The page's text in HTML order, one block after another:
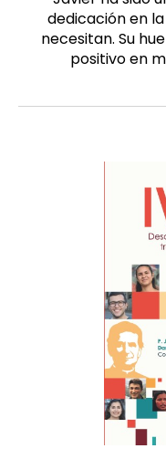
dedicación en
necesitan. Su
positivo en